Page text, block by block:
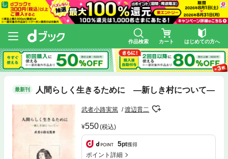
作品検索 カート はじめての方へ
最新刊 人間らしく生きるために ―新しき村について―
武者小路実篤 渡辺貫二
550(税込)
5pt獲得
ポイント詳細